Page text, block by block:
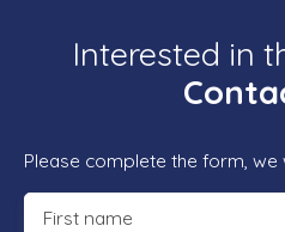
Interested in
Please complete the form, we
First name